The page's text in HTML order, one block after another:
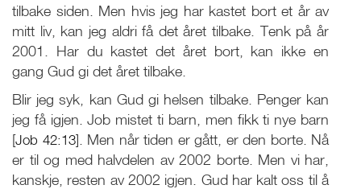
tilbake siden. Men hvis jeg har kastet bort et år av
mitt liv, kan jeg aldri få det året tilbake. Tenk på år
2001. Har du kastet det året bort, kan ikke en
gang Gud gi det året tilbake.
Blir jeg syk, kan Gud gi helsen tilbake. Penger kan
jeg få igjen. Job mistet ti barn, men fikk ti nye barn
[Job 42:13]. Men når tiden er gått, er den borte. Nå
er til og med halvdelen av 2002 borte. Men vi har,
kanskje, resten av 2002 igjen. Gud har kalt oss til å